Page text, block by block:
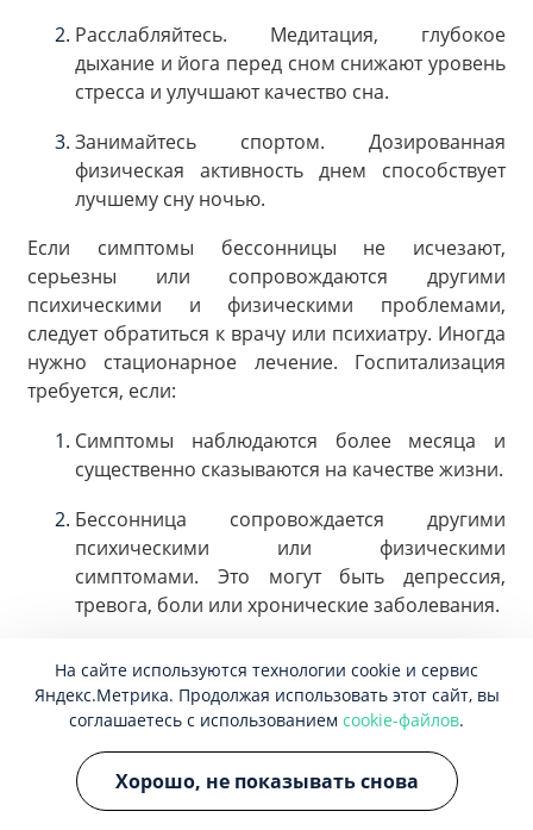
Расслабляйтесь. Медитация, глубокое
дыхание и йога перед сном снижают уровень
стресса и улучшают качество сна.
Занимайтесь спортом. Дозированная
физическая активность днем способствует
лучшему сну ночью.
Если симптомы бессонницы не исчезают,
серьезны или сопровождаются другими
психическими и физическими проблемами,
следует обратиться к врачу или психиатру. Иногда
нужно стационарное лечение. Госпитализация
требуется, если:
Симптомы наблюдаются более месяца и
существенно сказываются на качестве жизни.
Бессонница сопровождается другими
психическими или физическими
симптомами. Это могут быть депрессия,
тревога, боли или хронические заболевания.
Профилактика
Распорядок дня. Важно ложиться спать и
включая выходные и праздники. Это
регулирует внутренние биологические часы,
На сайте используются технологии cookie и сервис
Яндекс.Метрика. Продолжая использовать этот сайт, вы
соглашаетесь с использованием cookie-файлов.
Хорошо, не показывать снова